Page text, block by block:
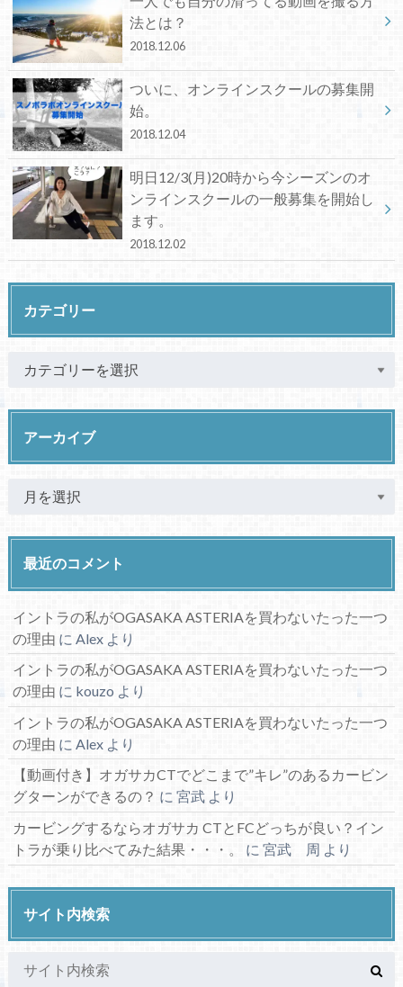
法とは？
2018.12.06
ついに、オンラインスクールの募集開
始。
2018.12.04
明日12/3(月)20時から今シーズンのオ
ンラインスクールの一般募集を開始し
ます。
2018.12.02
カテゴリー
アーカイブ
最近のコメント
イントラの私がOGASAKA ASTERIAを買わないたった一つ
の理由 に Alexより
イントラの私がOGASAKA ASTERIAを買わないたった一つ
の理由 に kouzo より
イントラの私がOGASAKA ASTERIAを買わないたった一つ
の理由 に Alexより
【動画付き】オガサカCTでどこまで”キレ”のあるカービン
グターンができるの？ に 宮武より
カービングするならオガサカ CTとFCどっちが良い？イン
トラが乗り比べてみた結果・・・。
に 宮武 周 より
サイト内検索